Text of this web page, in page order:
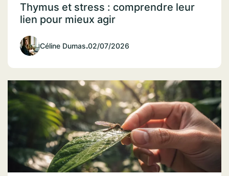
Thymus et stress : comprendre leur
lien pour mieux agir
Céline Dumas.02/07/2026